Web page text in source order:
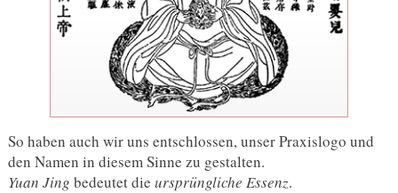
So haben auch wir uns entschlossen, unser Praxislogo und
den Namen in diesem Sinne zu gestalten.
Yuan Jing bedeutet die ursprüngliche Essenz.